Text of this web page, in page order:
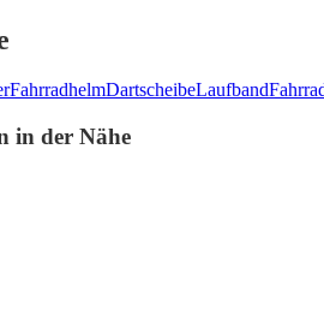
FahrradhelmDartscheibeLaufband
in der Nähe